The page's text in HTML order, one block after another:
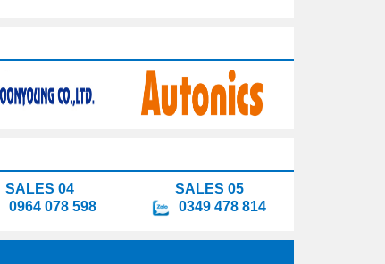
SALES 04
0964 078 598
SALES 05
0349 478 814